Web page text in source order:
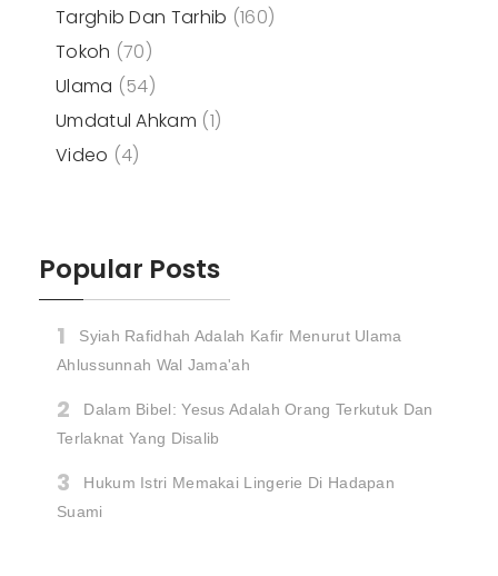
Targhib Dan Tarhib (160)
Tokoh (70)
Ulama (54)
Umdatul Ahkam (1)
Video (4)
Popular Posts
Syiah Rafidhah Adalah Kafir Menurut Ulama
Ahlussunnah Wal Jama'ah
Dalam Bibel: Yesus Adalah Orang Terkutuk Dan
Terlaknat Yang Disalib
Hukum Istri Memakai Lingerie Di Hadapan
Suami